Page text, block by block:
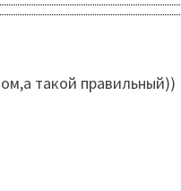
такой правильный))